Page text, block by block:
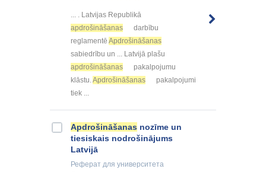
... . Latvijas Republikā
apdrošināšanas
darbību
reglamentē Apdrošināšanas
sabiedrību un ... Latvijā plašu
apdrošināšanas
pakalpojumu
klāstu. Apdrošināšanas
pakalpojumi
tiek ...
Apdrošināšanas nozīme un
tiesiskais nodrošinājums
Latvijā
Реферат для университета